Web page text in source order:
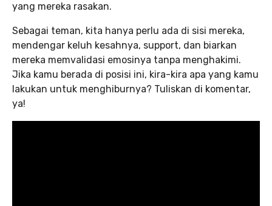
yang mereka rasakan.
Sebagai teman, kita hanya perlu ada di sisi mereka,
mendengar keluh kesahnya, support, dan biarkan
mereka memvalidasi emosinya tanpa menghakimi.
Jika kamu berada di posisi ini, kira-kira apa yang kamu
lakukan untuk menghiburnya? Tuliskan di komentar,
ya!